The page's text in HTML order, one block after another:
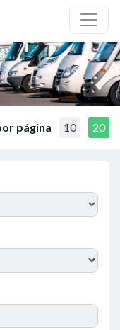
página 10 20